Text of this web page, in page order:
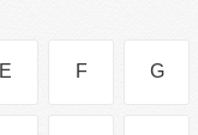
E F G